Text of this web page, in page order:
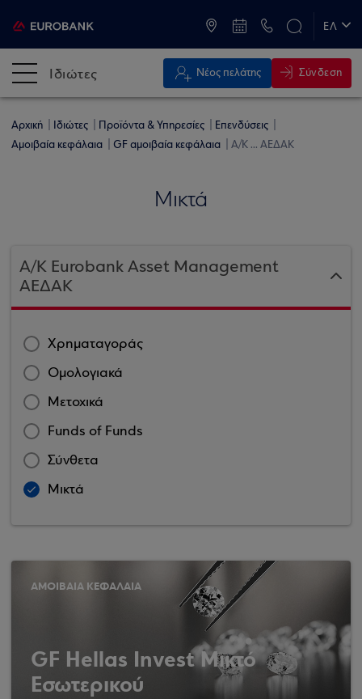
ΕΛ
Ιδιώτες Νέος πελάτης Σύνδεση
Αρχική Ιδιώτες Προϊόντα & Υπηρεσίες
Επενδύσεις
Αμοιβαία κεφάλαια
GF αμοιβαία κεφάλαια Α/Κ ... ΑΕΔΑΚ
Μικτά
Α/Κ Eurobank Asset Management
ΑΕΔΑΚ
Χρηματαγοράς
Ομολογιακά
Μετοχικά
Funds of Funds
Σύνθετα
Μικτά
ΑΜΟΙΒΑΙΑ ΚΕΦΑΛΑΙΑ
GF Hellas Invest Μικτό
Εσωτερικού